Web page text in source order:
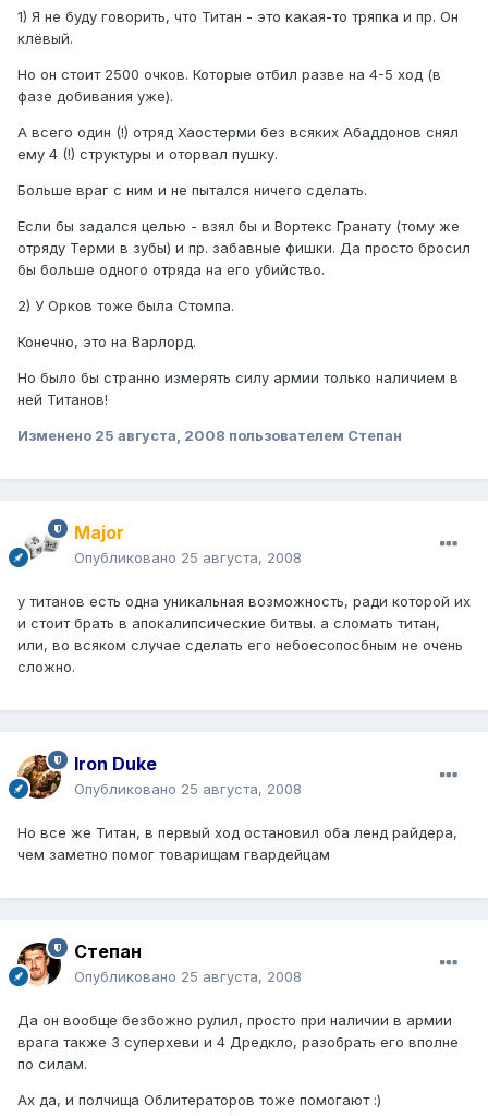
1) Я не буду говорить, что Титан - это какая-то тряпка и пр. Он
клёвый.
Но он стоит 2500 очков. Которые отбил разве на 4-5 ход (в
фазе добивания уже).
А всего один (!) отряд Хаостерми без всяких Абаддонов снял
ему 4 (!) структуры и оторвал пушку.
Больше враг с ним и не пытался ничего сделать.
Если бы задался целью - взял бы и Вортекс Гранату (тому же
отряду Терми в зубы) и пр. забавные фишки. Да просто бросил
бы больше одного отряда на его убийство.
2) У Орков тоже была Стомпа.
Конечно, это на Варлорд.
Но было бы странно измерять силу армии только наличием в
ней Титанов!
Изменено 25 августа, 2008 пользователем Степан
Major
Опубликовано 25 августа, 2008
у титанов есть одна уникальная возможность, ради которой их
и стоит брать в апокалипсические битвы. а сломать титан,
или, во всяком случае сделать его небоесопосбным не очень
сложно.
Iron Duke
Опубликовано 25 августа, 2008
Но все же Титан, в первый ход остановил оба ленд райдера,
чем заметно помог товарищам гвардейцам
Степан
Опубликовано 25 августа, 2008
Да он вообще безбожно рулил, просто при наличии в армии
врага также 3 суперхеви и 4 Дредкло, разобрать его вполне
по силам.
Ах да, и полчища Облитераторов тоже помогают :)